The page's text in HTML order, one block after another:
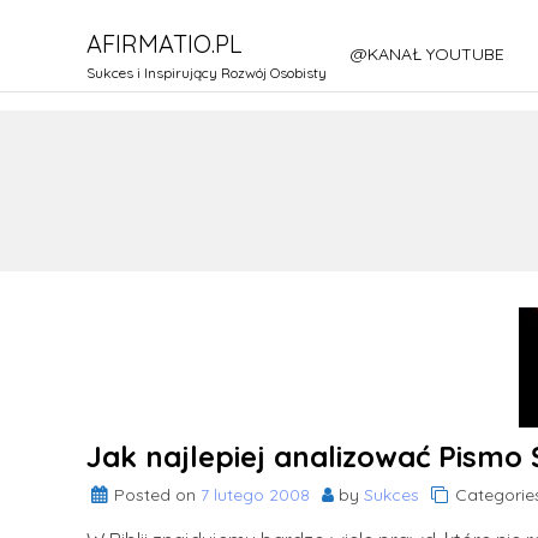
AFIRMATIO.PL
Sukces i Inspirujący Rozwój Osobisty
@KANAŁ YOUTUBE
Jak najlepiej analizować Pismo
Posted on 7 lutego 2008 by Sukces